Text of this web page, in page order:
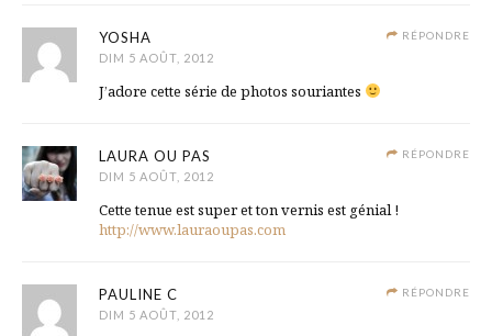
RÉPONDRE
YOSHA
DIM 5 AOÛT, 2012
J’adore cette série de photos souriantes
RÉPONDRE
LAURA OU PAS
DIM 5 AOÛT, 2012
Cette tenue est super et ton vernis est génial !
http://www.lauraoupas.com
RÉPONDRE
PAULINE C
DIM 5 AOÛT, 2012